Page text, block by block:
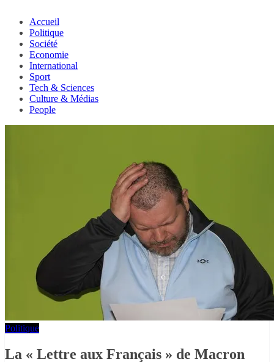
Accueil
Politique
Société
Economie
International
Sport
Tech & Sciences
Culture & Médias
People
Politique
La « Lettre aux Français » de Macron